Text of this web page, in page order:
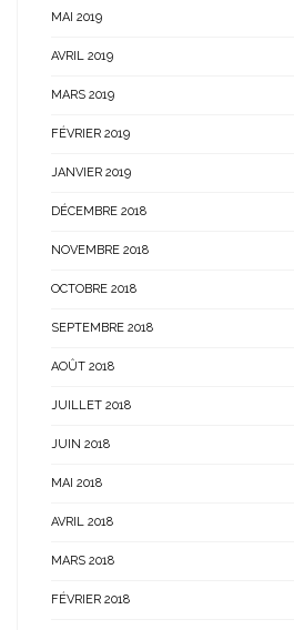
MAI 2019
AVRIL 2019
MARS 2019
FÉVRIER 2019
JANVIER 2019
DÉCEMBRE 2018
NOVEMBRE 2018
OCTOBRE 2018
SEPTEMBRE 2018
AOÛT 2018
JUILLET 2018
JUIN 2018
MAI 2018
AVRIL 2018
MARS 2018
FÉVRIER 2018